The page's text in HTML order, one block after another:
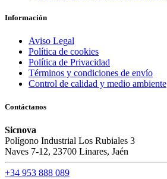
Información
Aviso Legal
Política de cookies
Política de Privacidad
Términos y condiciones de envío
Control de calidad y medio ambiente
Contáctanos
Sicnova
Polígono Industrial Los Rubiales 3
Naves 7-12, 23700 Linares, Jaén
+34 953 888 089